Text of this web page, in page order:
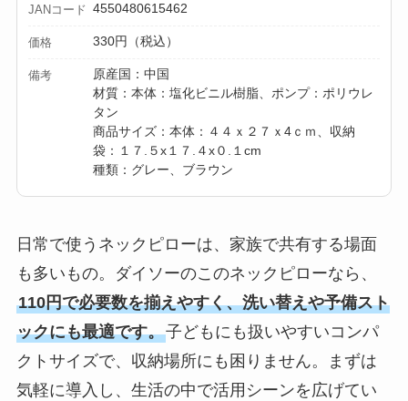
JANコード 4550480615462
価格 330円（税込）
備考
原産国：中国
材質：本体：塩化ビニル樹脂、ポンプ：ポリウレ
タン
商品サイズ：本体：４４ｘ２７ｘ4ｃｍ、収納
袋：１７.５x１７.４x０.１cm
種類：グレー、ブラウン
日常で使うネックピローは、家族で共有する場面
も多いもの。ダイソーのこのネックピローなら、
110円で必要数を揃えやすく、洗い替えや予備スト
ックにも最適です。子どもにも扱いやすいコンパ
クトサイズで、収納場所にも困りません。まずは
気軽に導入し、生活の中で活用シーンを広げてい